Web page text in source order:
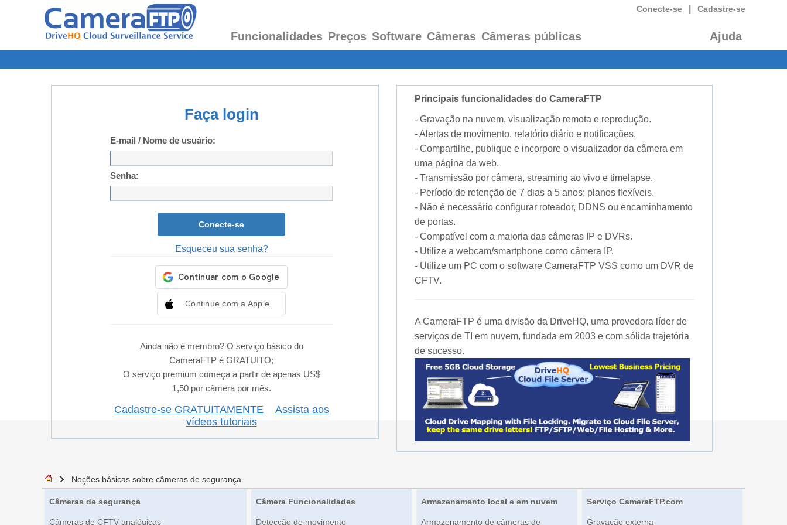
Conecte-se Cadastre-se
Funcionalidades Preços Software Câmeras Câmeras públicas Ajuda
Faça login
E-mail / Nome de usuário:
Senha:
Conecte-se
Esqueceu sua senha?
Continue com a Apple
Ainda não é membro? O serviço básico do
CameraFTP é GRATUITO;
O serviço premium começa a partir de apenas US$
1,50 por câmera por mês.
Cadastre-se GRATUITAMENTE
Assista aos
vídeos tutoriais
Principais funcionalidades do CameraFTP
- Gravação na nuvem, visualização remota e reprodução.
- Alertas de movimento, relatório diário e notificações.
- Compartilhe, publique e incorpore o visualizador da câmera em
uma página da web.
- Transmissão por câmera, streaming ao vivo e timelapse.
- Período de retenção de 7 dias a 5 anos; planos flexíveis.
- Não é necessário configurar roteador, DDNS ou encaminhamento
de portas.
- Compatível com a maioria das câmeras IP e DVRs.
- Utilize a webcam/smartphone como câmera IP.
- Utilize um PC com o software CameraFTP VSS como um DVR de
CFTV.
A CameraFTP é uma divisão da DriveHQ, uma provedora líder de
serviços de TI em nuvem, fundada em 2003 e com sólida trajetória
de sucesso.
Noções básicas sobre câmeras de segurança
Câmeras de segurança
Câmeras de CFTV analógicas
Câmera Funcionalidades
Detecção de movimento
Armazenamento local e em nuvem
Armazenamento de câmeras de
Serviço CameraFTP.com
Gravação externa